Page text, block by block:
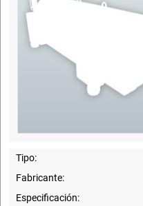
Tipo:
Fabricante:
Especificación: